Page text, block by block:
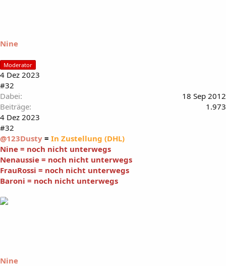
Nine
Moderator
4 Dez 2023
#32
Dabei
18 Sep 2012
Beiträge
1.973
4 Dez 2023
#32
@123Dusty = In Zustellung (DHL)
Nine = noch nicht unterwegs
Nenaussie = noch nicht unterwegs
FrauRossi = noch nicht unterwegs
Baroni = noch nicht unterwegs
Nine